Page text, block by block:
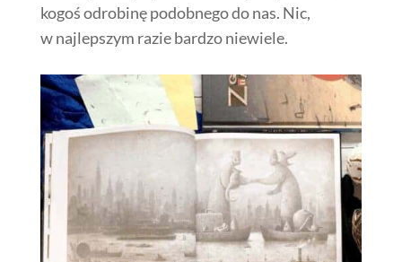
kogoś odrobinę podobnego do nas. Nic,
w najlepszym razie bardzo niewiele.